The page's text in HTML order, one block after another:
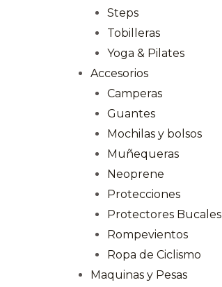
Steps
Tobilleras
Yoga & Pilates
Accesorios
Camperas
Guantes
Mochilas y bolsos
Muñequeras
Neoprene
Protecciones
Protectores Bucales
Rompevientos
Ropa de Ciclismo
Maquinas y Pesas